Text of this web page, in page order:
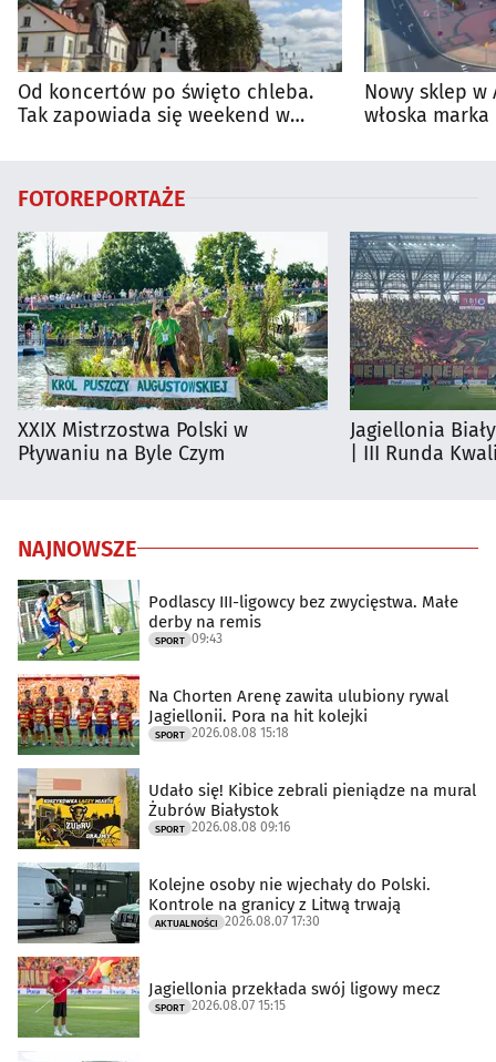
Od koncertów po święto chleba.
Tak zapowiada się weekend w
Nowy sklep w
włoska
FOTOREPORTAŻE
XXIX Mistrzostwa Polski w
Pływaniu na Byle Czym
Jagiellonia
| III Runda
NAJNOWSZE
Podlascy III-ligowcy bez zwycięstwa. Małe
derby na remis
SPORT 09:43
Na Chorten Arenę zawita ulubiony rywal
Jagiellonii. Pora na hit kolejki
SPORT 2026.08.08 15:18
Udało się! Kibice zebrali pieniądze na mural
Żubrów Białystok
SPORT 2026.08.08 09:16
Kolejne osoby nie wjechały do Polski.
Kontrole na granicy z Litwą trwają
AKTUALNOŚCI 2026.08.07 17:30
Jagiellonia przekłada swój ligowy mecz
SPORT 2026.08.07 15:15